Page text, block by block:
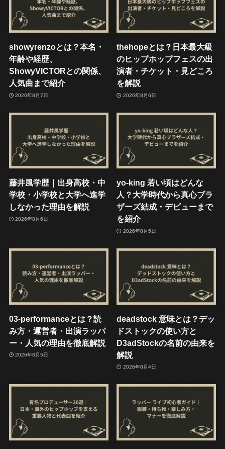
showyrenzoとは？本名・
年齢や経歴、
ShowyVICTORとの関係、
人気曲まで紹介
2026年8月7日
thehopeとは？日本最大級
のヒップホップフェスの出
演者・チケット・見どころ
を解説
2026年8月6日
藤井風学歴｜出身高校・中
学校・小学校と大学へ進学
しなかった理由を解説
2026年8月6日
yo-king 若い頃はどんな
人？大学時代から真心ブラ
ザーズ結成・デビューまで
を紹介
2026年8月5日
03-performanceとは？読
み方・運営者・出演ラッパ
ー・人気の理由を徹底解説
2026年8月5日
deadstock 意味とは？デッ
ドストックの使い方と
D3adStockの名前の由来を
解説
2026年8月4日